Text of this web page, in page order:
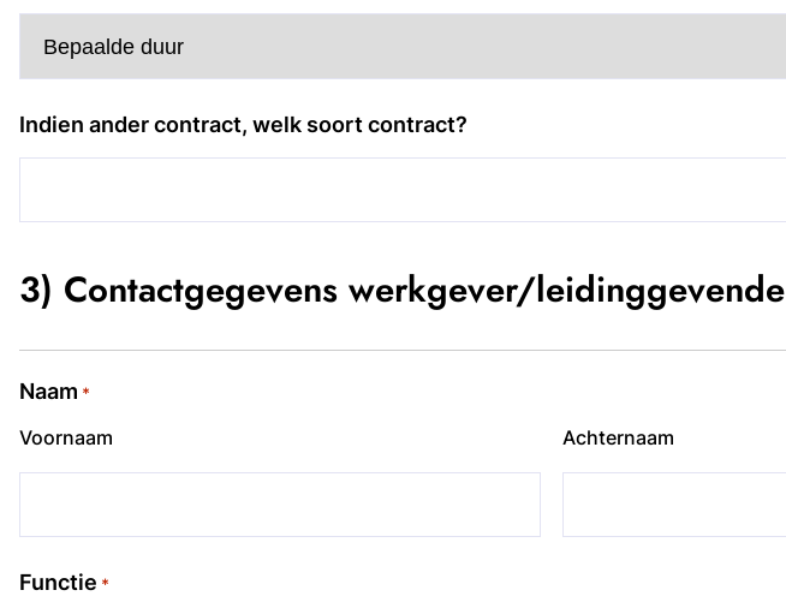
slash
JJJJ
Indien ander contract, welk soort contract?
3) Contactgegevens werkgever/leidinggevende
Naam *
Voornaam Achternaam
Functie *